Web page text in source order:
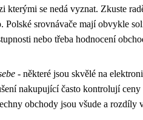
kterými se nedá vyznat. Zkuste
Polské srovnávače mají obvykle
nebo třeba hodnocení
- některé jsou skvělé na
nakupující často kontrolují
obchody jsou všude a rozdíly